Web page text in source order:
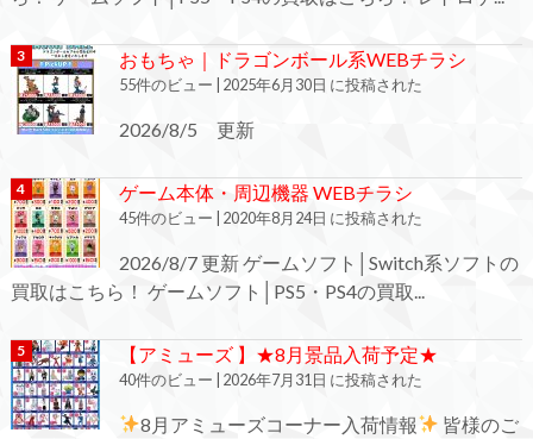
おもちゃ｜ドラゴンボール系WEBチラシ
55件のビュー 2025年6月30日 に投稿された
2026/8/5 更新
ゲーム本体・周辺機器 WEBチラシ
45件のビュー 2020年8月24日 に投稿された
2026/8/7 更新 ゲームソフト│Switch系ソフトの
買取はこちら！ ゲームソフト│PS5・PS4の買取...
【アミューズ 】★8月景品入荷予定★
40件のビュー 2026年7月31日 に投稿された
8月アミューズコーナー入荷情報
皆様のご